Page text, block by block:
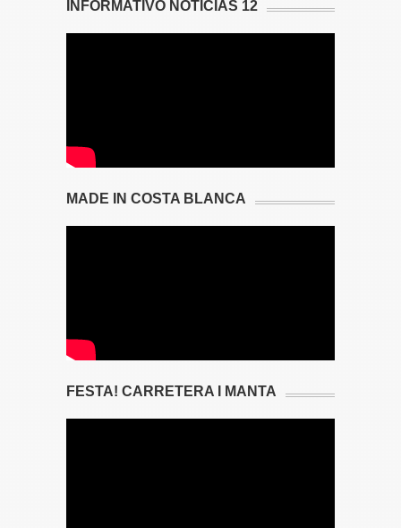
INFORMATIVO NOTICIAS 12
MADE IN COSTA BLANCA
FESTA! CARRETERA I MANTA